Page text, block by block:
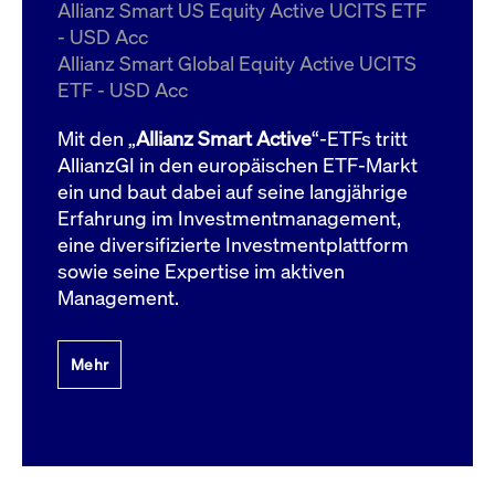
Allianz Smart US Equity Active UCITS ETF
- USD Acc
Allianz Smart Global Equity Active UCITS
ETF - USD Acc
Mit den „Allianz Smart Active“-ETFs tritt
AllianzGI in den europäischen ETF-Markt
ein und baut dabei auf seine langjährige
Erfahrung im Investmentmanagement,
eine diversifizierte Investmentplattform
sowie seine Expertise im aktiven
Management.
Mehr
ApplicationGatewayAffinityCORS
boerse.com
Domain
bis